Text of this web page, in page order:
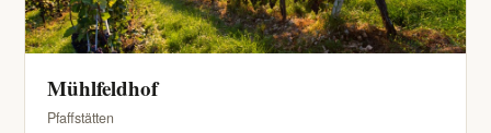
Mühlfeldhof
Pfaffstätten